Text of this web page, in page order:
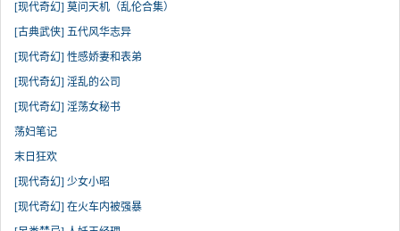
[现代奇幻] 莫问天机（乱伦合集）
[古典武侠] 五代风华志异
[现代奇幻] 性感娇妻和表弟
[现代奇幻] 淫乱的公司
[现代奇幻] 淫荡女秘书
荡妇笔记
末日狂欢
[现代奇幻] 少女小昭
[现代奇幻] 在火车内被强暴